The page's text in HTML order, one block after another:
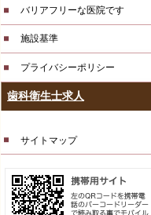
バリアフリーな医院です
施設基準
プライバシーポリシー
歯科衛生士求人
サイトマップ